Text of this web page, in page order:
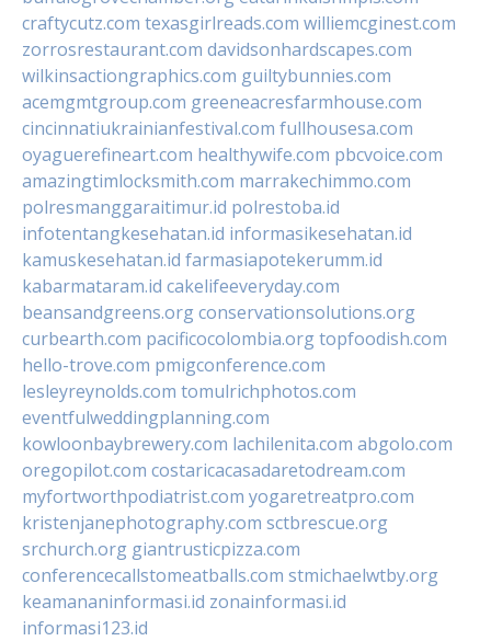
craftycutz.com texasgirlreads.com williemcginest.com
zorrosrestaurant.com davidsonhardscapes.com
wilkinsactiongraphics.com guiltybunnies.com
acemgmtgroup.com greeneacresfarmhouse.com
cincinnatiukrainianfestival.com fullhousesa.com
oyaguerefineart.com healthywife.com pbcvoice.com
amazingtimlocksmith.com marrakechimmo.com
polresmanggaraitimur.id polrestoba.id
infotentangkesehatan.id informasikesehatan.id
kamuskesehatan.id farmasiapotekerumm.id
kabarmataram.id cakelifeeveryday.com
beansandgreens.orgconservationsolutions.org
curbearth.com pacificocolombia.orgtopfoodish.com
hello-trove.com pmigconference.com
lesleyreynolds.com tomulrichphotos.com
eventfulweddingplanning.com
kowloonbaybrewery.com lachilenita.com abgolo.com
oregopilot.com costaricacasadaretodream.com
myfortworthpodiatrist.com yogaretreatpro.com
kristenjanephotography.com sctbrescue.org
srchurch.org giantrusticpizza.com
conferencecallstomeatballs.com stmichaelwtby.org
keamananinformasi.id zonainformasi.id
informasi123.id